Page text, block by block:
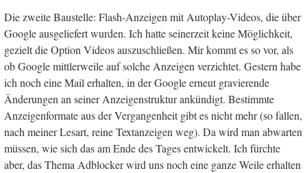
Die zweite Baustelle: Flash-Anzeigen mit Autoplay-Videos, die über
Google ausgeliefert wurden. Ich hatte seinerzeit keine Möglichkeit,
gezielt die Option Videos auszuschließen. Mir kommt es so vor, als
ob Google mittlerweile auf solche Anzeigen verzichtet. Gestern habe
ich noch eine Mail erhalten, in der Google erneut gravierende
Änderungen an seiner Anzeigenstruktur ankündigt. Bestimmte
Anzeigenformate aus der Vergangenheit gibt es nicht mehr (so fallen,
nach meiner Lesart, reine Textanzeigen weg). Da wird man abwarten
müssen, wie sich das am Ende des Tages entwickelt. Ich fürchte
aber, das Thema Adblocker wird uns noch eine ganze Weile erhalten